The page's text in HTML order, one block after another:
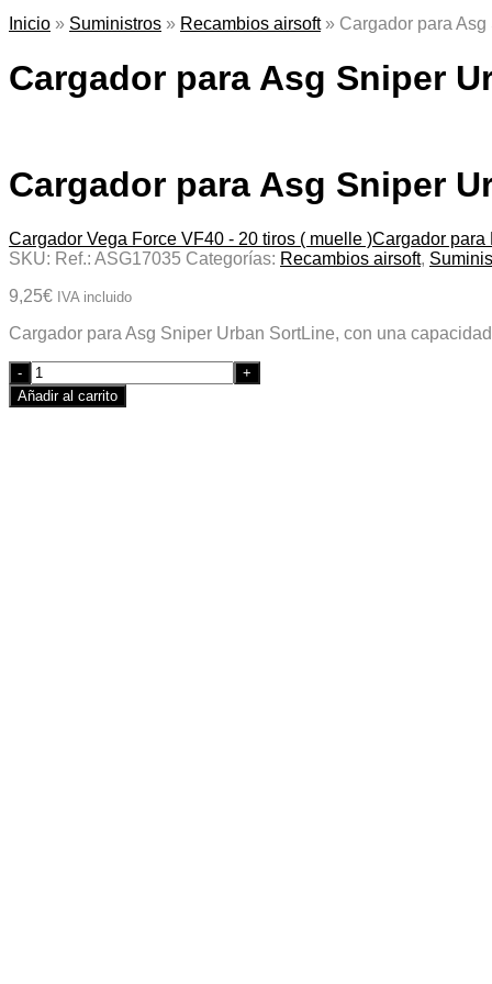
Inicio » Suministros » Recambios airsoft» Cargador para
Cargador para Asg Sniper
Cargador para Asg Sniper
Cargador Vega Force VF40 - 20 tiros ( muelle )Cargador para
SKU: Ref.: ASG17035 Categorías: Recambios airsoft,
9,25€ IVA incluido
Cargador para Asg Sniper Urban SortLine, con una
Quantity
Añadir al carrito